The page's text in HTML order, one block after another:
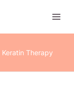
Therapy